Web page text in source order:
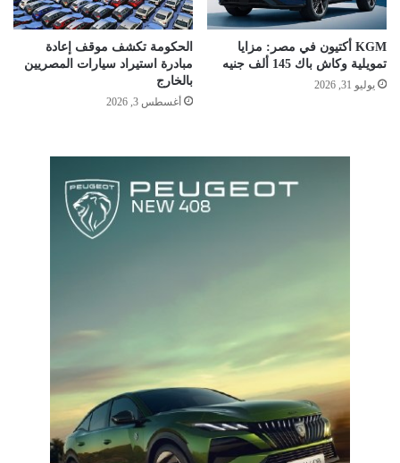
KGM أكتيون في مصر: مزايا
تمويلية وكاش باك 145 ألف جنيه
يوليو 31, 2026
الحكومة تكشف موقف إعادة
مبادرة استيراد سيارات المصريين
بالخارج
أغسطس 3, 2026